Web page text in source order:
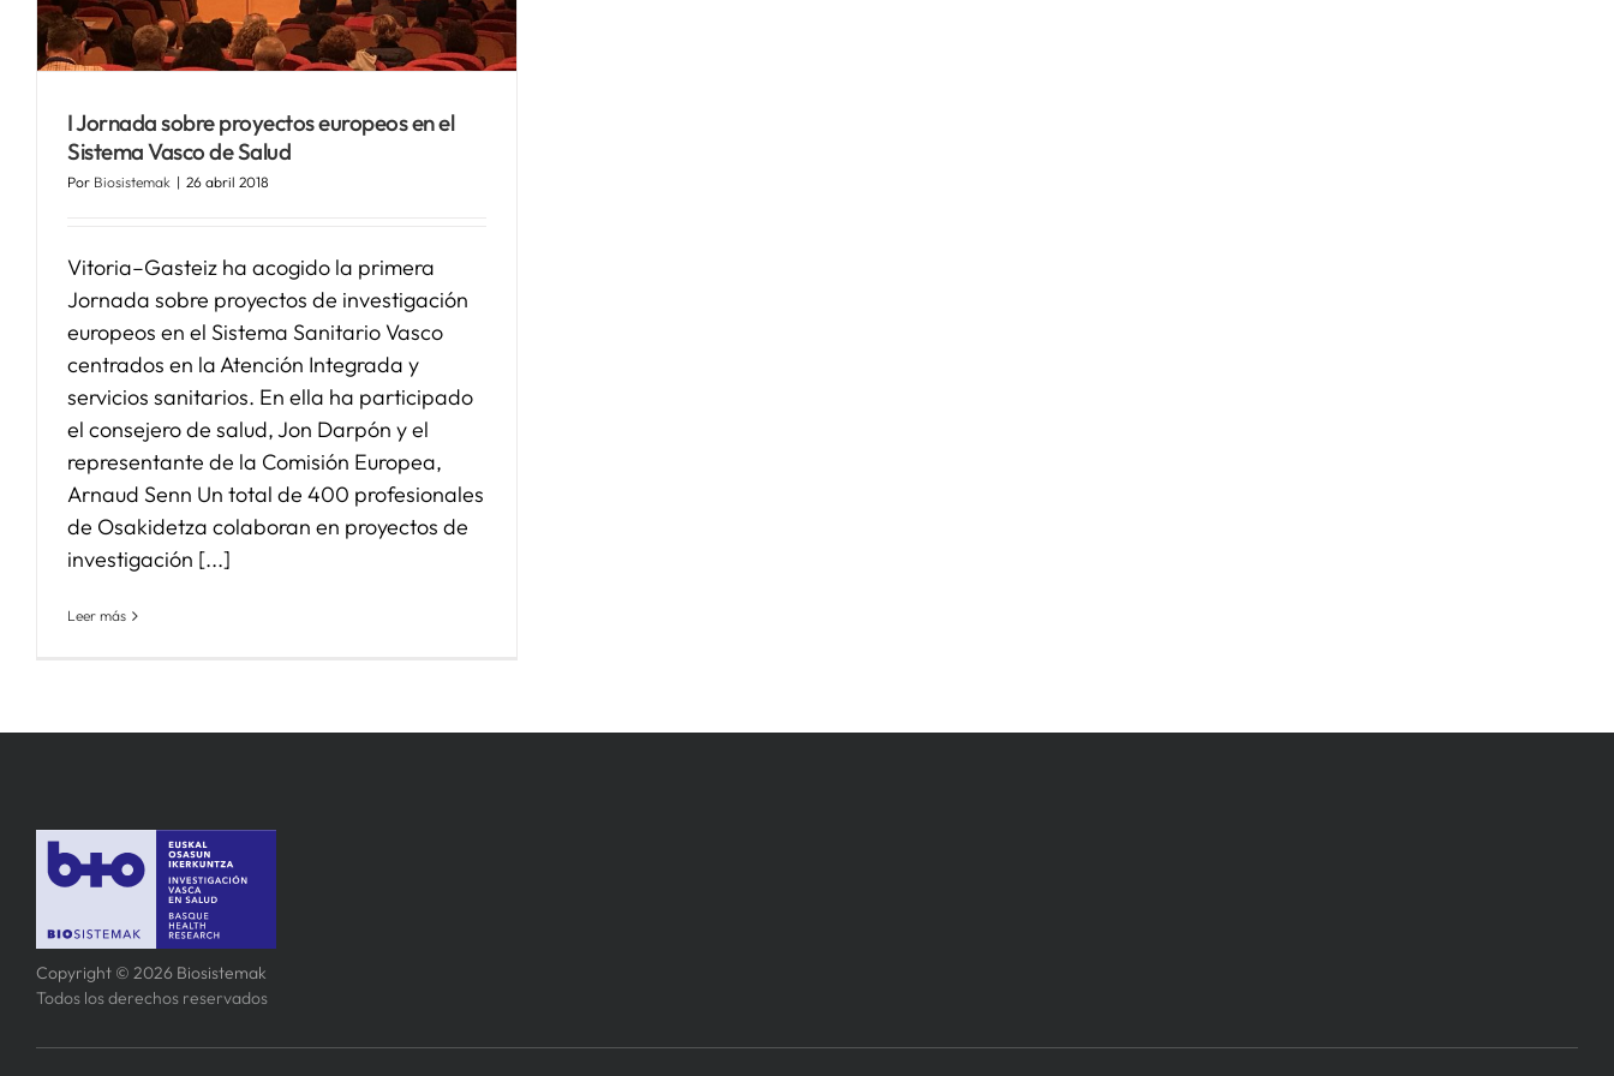
I Jornada sobre proyectos europeos en el
Sistema Vasco de Salud
Por Biosistemak | 26 abril 2018
Vitoria–Gasteiz ha acogido la primera
Jornada sobre proyectos de investigación
europeos en el Sistema Sanitario Vasco
centrados en la Atención Integrada y
servicios sanitarios. En ella ha participado
el consejero de salud, Jon Darpón y el
representante de la Comisión Europea,
Arnaud Senn Un total de 400 profesionales
de Osakidetza colaboran en proyectos de
investigación [...]
Leer más
Copyright © 2026 Biosistemak
Todos los derechos reservados